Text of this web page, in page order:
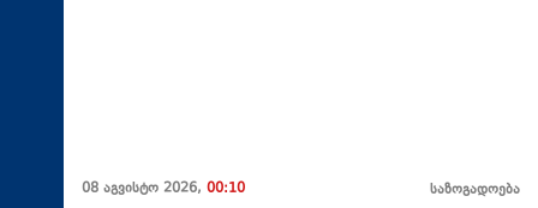
08 აგვისტო 2026, 00:10 საზოგადოება